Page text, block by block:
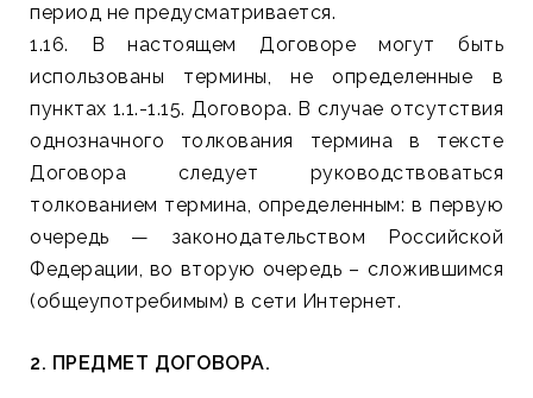
период не предусматривается.
1.16. В настоящем Договоре могут быть
использованы термины, не определенные в
пунктах 1.1.-1.15. Договора. В случае отсутствия
однозначного толкования термина в тексте
Договора следует руководствоваться
толкованием термина, определенным: в первую
очередь — законодательством Российской
Федерации, во вторую очередь – сложившимся
(общеупотребимым) в сети Интернет.
2. ПРЕДМЕТ ДОГОВОРА.